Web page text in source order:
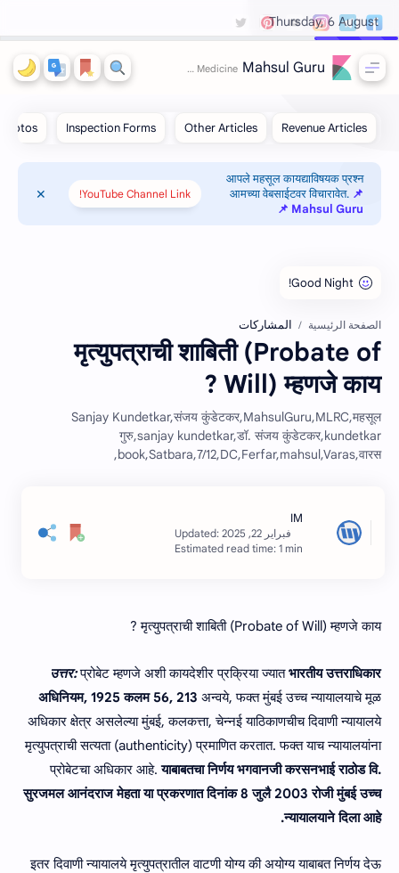
Thursday, 6 August
Mahsul Guru
आपले महसूल कायद्याविषयक प्रश्न
आमच्या वेबसाईटवर विचारावेत. 📌
Mahsul Guru 📌
YouTube Channel Link!
الصفحة الرئيسية المشاركات
मृत्युपत्राची शाबिती (Probate of
Will) म्‍हणजे काय ?
Sanjay Kundetkar,संजय कुंडेटकर,MahsulGuru,MLRC,महसूल
गुरु,sanjay kundetkar,डॉ. संजय कुंडेटकर,kundetkar
book,Satbara,7/12,DC,Ferfar,mahsul,Varas,वारस,
Estimated read time: 1 min
मृत्युपत्राची शाबिती (Probate of Will) म्‍हणजे काय ?
उत्तर:प्रोबेट म्हणजे अशी कायदेशीर प्रक्रिया ज्यातभारतीय उत्तराधिकार
अधिनियम, 1925 कलम 56, 213 अन्वये, फक्त‍ मुंबई उच्च न्या‍यालयाचे मूळ
अधिकार क्षेत्र असलेल्या मुंबई, कलकत्ता, चेन्नई याठिकाणचीच दिवाणी न्या‍यालये
मृत्युपत्राची सत्यता (authenticity) प्रमाणित करतात. फक्त याच न्यायालयांना
प्रोबेटचा अधिकार आहे.याबाबतचा निर्णय भगवानजी करसनभाई राठोड वि.
सुरजमल आनंदराज मेहता या प्रकरणात दिनांक 8 जुलै 2003 रोजी मुंबई उच्च
न्यायालयाने दिला आहे.
इतर दिवाणी न्यायालये मृत्युपत्रातील वाटणी योग्य की अयोग्य याबाबत निर्णय देऊ